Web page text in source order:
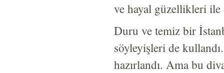
ve hayal güzellikleri
Duru ve temiz bir
söyleyişleri de
hazırlandı. Ama bu